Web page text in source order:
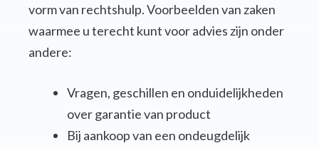
vorm van rechtshulp. Voorbeelden van zaken
waarmee u terecht kunt voor advies zijn onder
andere:
Vragen, geschillen en onduidelijkheden
over garantie van product
Bij aankoop van een ondeugdelijk